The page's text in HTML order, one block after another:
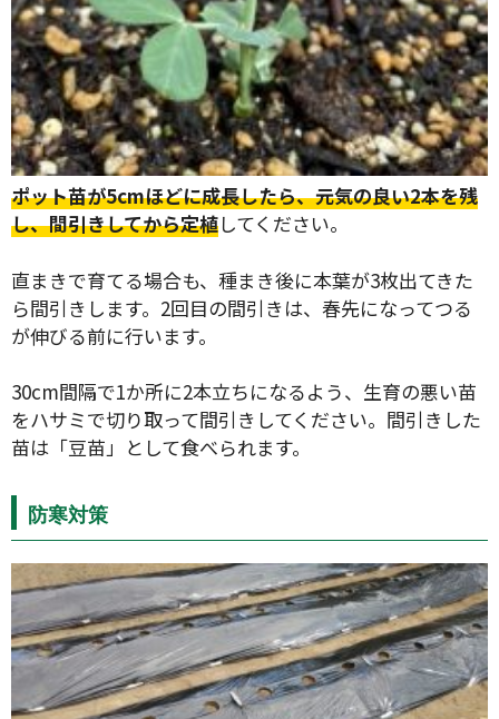
ポット苗が5cmほどに成長したら、元気の良い2本を残
し、間引きしてから定植してください。
直まきで育てる場合も、種まき後に本葉が3枚出てきた
ら間引きします。2回目の間引きは、春先になってつる
が伸びる前に行います。
30cm間隔で1か所に2本立ちになるよう、生育の悪い苗
をハサミで切り取って間引きしてください。間引きした
苗は「豆苗」として食べられます。
防寒対策